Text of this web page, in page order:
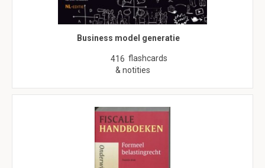
Business model generatie
416 flashcards
& notities